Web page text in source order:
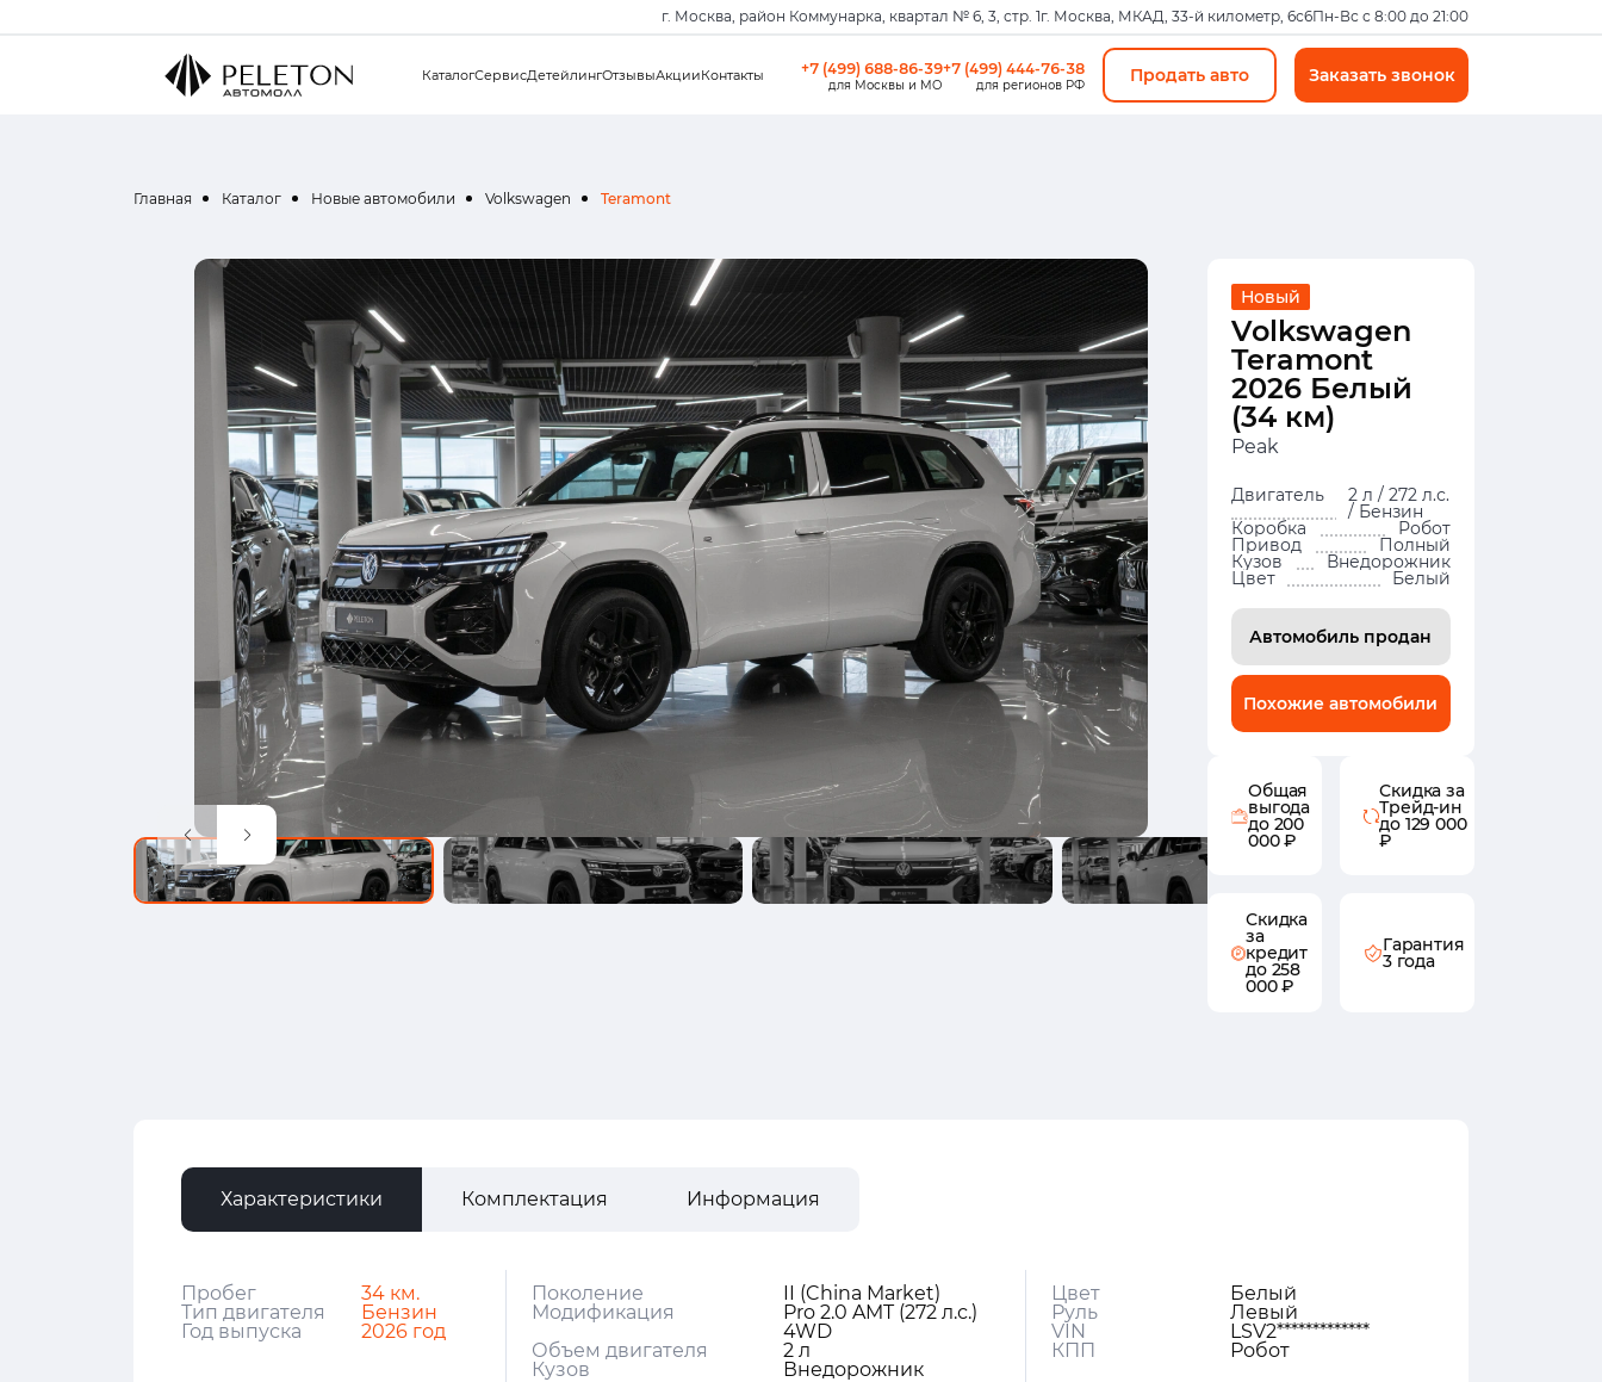
г. Москва, район Коммунарка, квартал № 6, 3, стр. 1г. Москва, МКАД, 33-й километр, 6с6Пн-Вс с 8:00 до 21:00
КаталогСервисДетейлингОтзывыАкцииКонтакты +7 (499) 688-86-39
для Москвы и МО
+7 (499) 444-76-38
для регионов РФ Продать авто Заказать звонок
Главная Каталог Новые автомобили Volkswagen Teramont
Новый
Volkswagen
Teramont
2026 Белый
(34 км)
Peak
Двигатель 2 л / 272 л.с.
/ Бензин
Коробка Робот
Привод Полный
Кузов Внедорожник
Цвет Белый
Автомобиль продан
Похожие автомобили
Общая
выгода
до 200
000 ₽
Скидка за
Трейд-ин
до 129 000
₽
Скидка
за
кредит
до 258
000 ₽
Гарантия
3 года
Характеристики Комплектация Информация
Пробег
34 км.
Тип двигателя
Бензин
Год выпуска
2026 год
Поколение
II (China Market)
Модификация
Pro 2.0 AMT (272 л.с.)
4WD
Объем двигателя
2 л
Кузов
Внедорожник
Цвет
Белый
Руль
Левый
VIN
LSV2*************
КПП
Робот